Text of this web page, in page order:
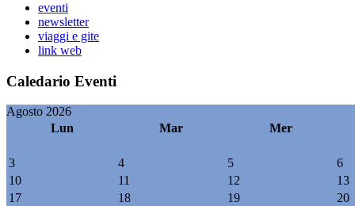
eventi
newsletter
viaggi e gite
link web
Caledario Eventi
Agosto 2026
Lun
Mar Mer
3 4 5
6
10
11 12
13
17
18 19
20